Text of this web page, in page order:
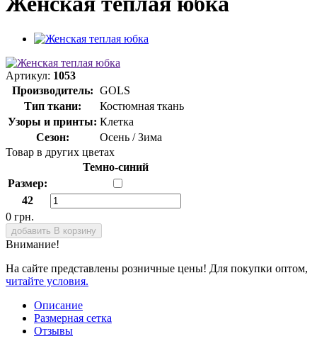
Артикул: 1053
Производитель: GOLS
Тип ткани:
Костюмная ткань
Узоры и принты: Клетка
Сезон:
Осень / Зима
Товар в других цветах
Темно-синий
Размер:
42
0 грн.
добавить В корзину
Внимание!
На сайте представлены розничные цены! Для покупки оптом,
читайте условия.
Описание
Размерная сетка
Отзывы